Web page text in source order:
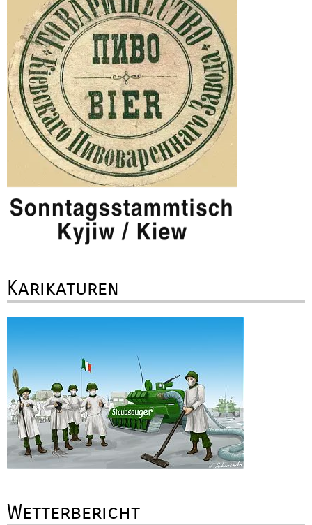
Karikaturen
Wetterbericht